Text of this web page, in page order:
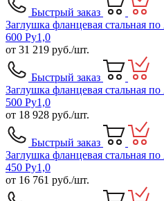
Быстрый заказ
Заглушка фланцевая стальная
600 Ру1,0
от 31 219 руб./шт.
Быстрый заказ
Заглушка фланцевая стальная
500 Ру1,0
от 18 928 руб./шт.
Быстрый заказ
Заглушка фланцевая стальная
450 Ру1,0
от 16 761 руб./шт.